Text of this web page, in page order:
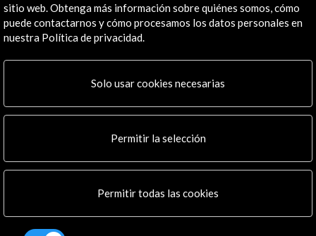
Noticias
Multimedia
Cultura en Red
Mapa Web
Boletín digital
Conecta
X (Twitter)
Facebook
sitio web. Obtenga más información sobre quiénes somos, cómo
puede contactarnos y cómo procesamos los datos personales en
nuestra Política de privacidad.
Solo usar cookies necesarias
Permitir la selección
Permitir todas las cookies